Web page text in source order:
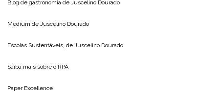
Blog de gastronomia de Juscelino Dourado
Medium de Juscelino Dourado
Escolas Sustentáveis, de Juscelino Dourado
Saiba mais sobre o RPA
Paper Excellence